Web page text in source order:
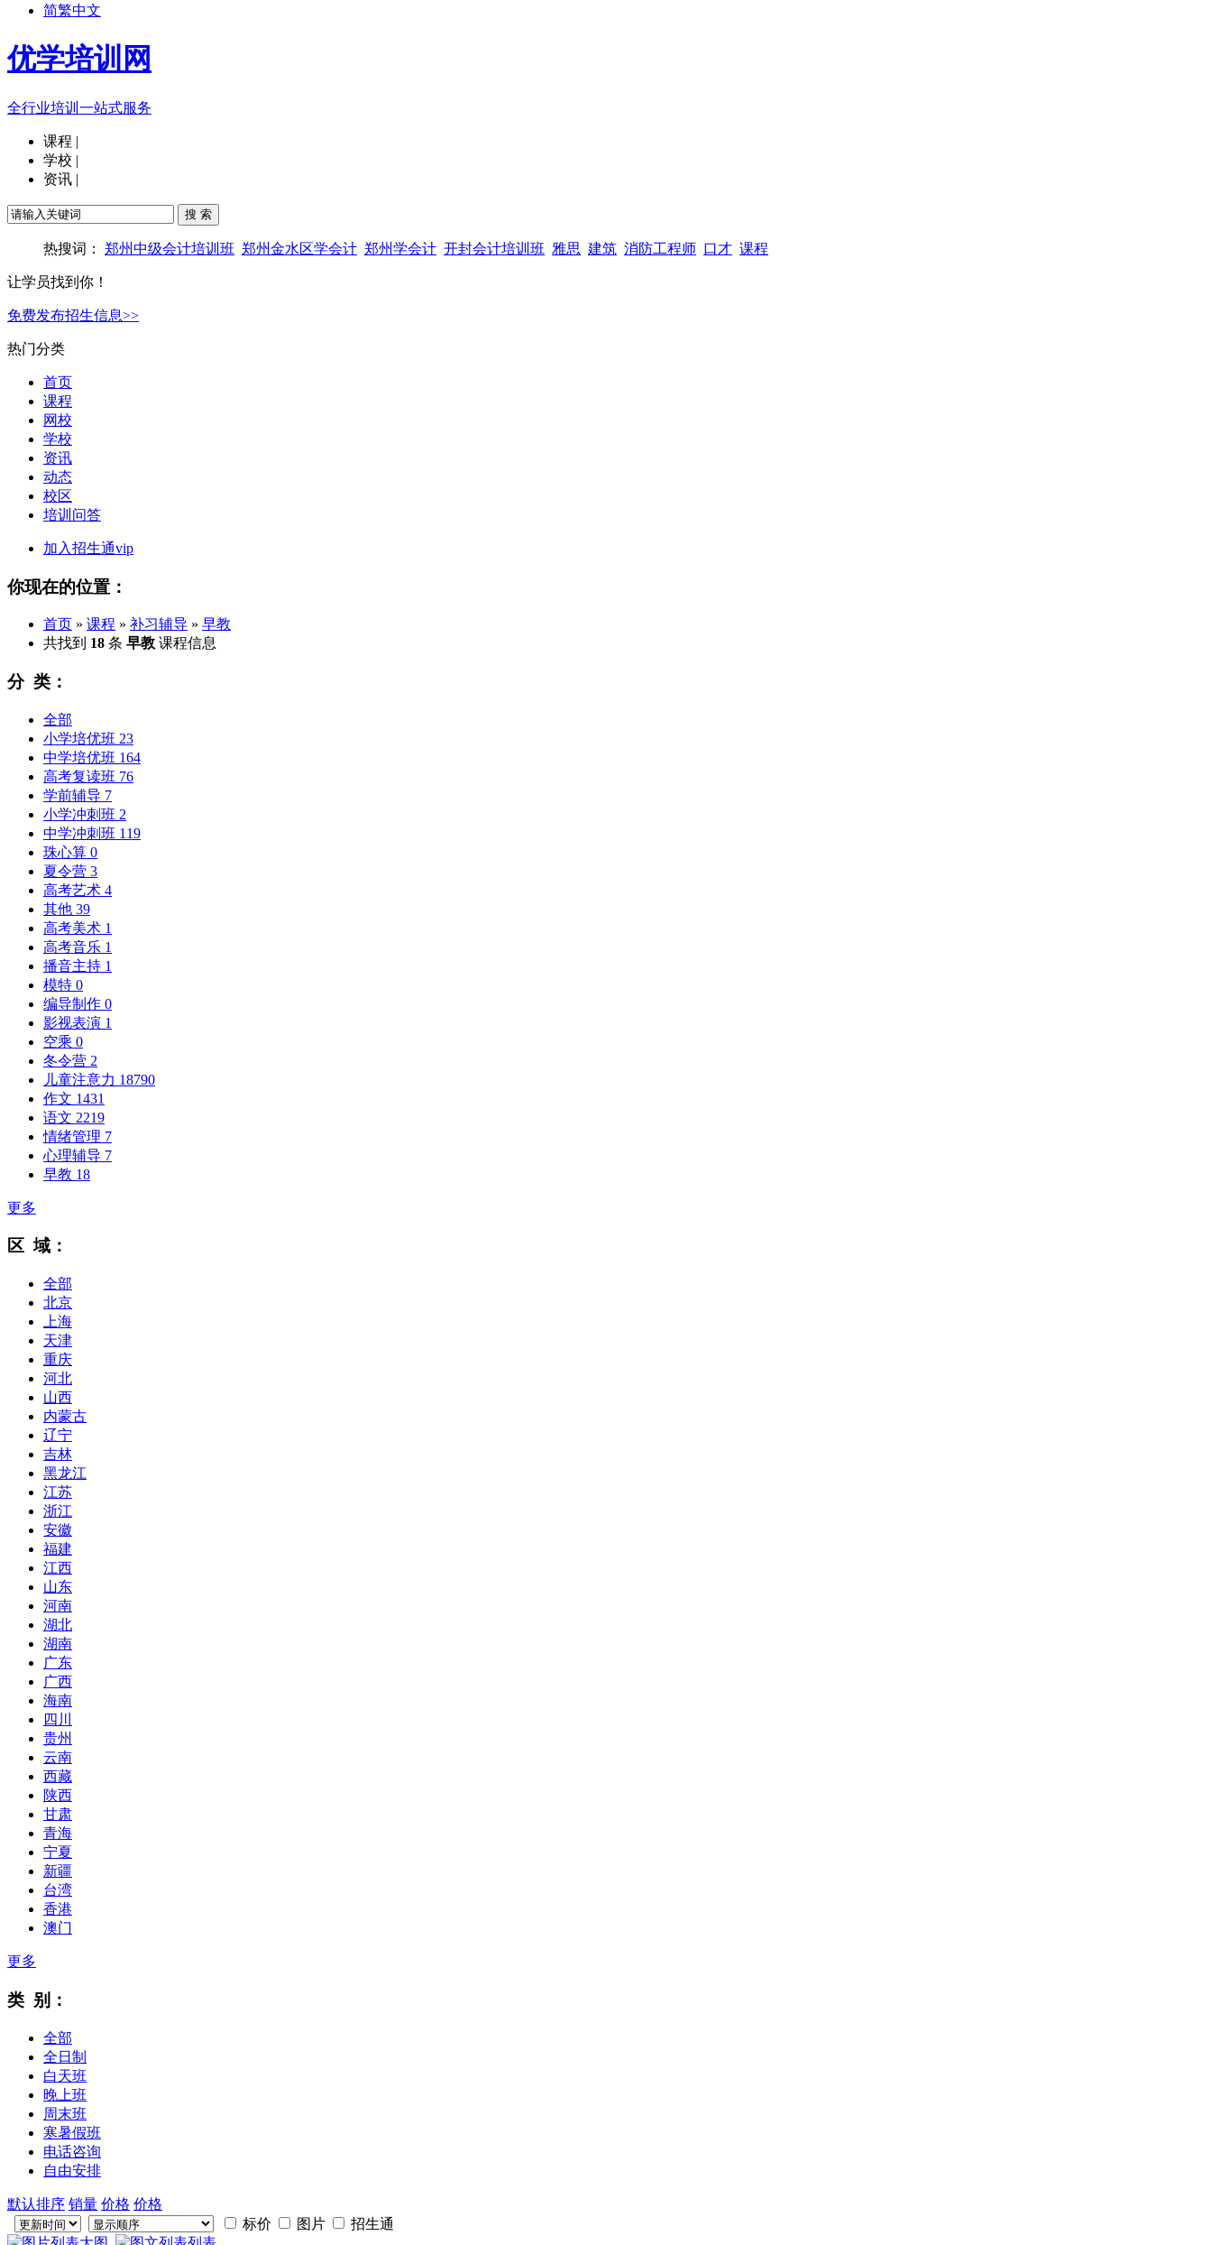
简繁中文
优学培训网
全行业培训一站式服务
课程 |
学校 |
资讯 |
热搜词： 郑州中级会计培训班 郑州金水区学会计 郑州学会计 开封会计培训班 雅思 建筑 消防工程师 口才 课程
让学员找到你！
免费发布招生信息>>
热门分类
首页
课程
网校
学校
资讯
动态
校区
培训问答
加入招生通vip
你现在的位置：
首页 » 课程 » 补习辅导 » 早教
共找到 18 条 早教 课程信息
分 类：
全部
小学培优班 23
中学培优班 164
高考复读班 76
学前辅导 7
小学冲刺班 2
中学冲刺班 119
珠心算 0
夏令营 3
高考艺术 4
其他 39
高考美术 1
高考音乐 1
播音主持 1
模特 0
编导制作 0
影视表演 1
空乘 0
冬令营 2
儿童注意力 18790
作文 1431
语文 2219
情绪管理 7
心理辅导 7
早教 18
更多
区 域：
全部
北京
上海
天津
重庆
河北
山西
内蒙古
辽宁
吉林
黑龙江
江苏
浙江
安徽
福建
江西
山东
河南
湖北
湖南
广东
广西
海南
四川
贵州
云南
西藏
陕西
甘肃
青海
宁夏
新疆
台湾
香港
澳门
更多
类 别：
全部
全日制
白天班
晚上班
周末班
寒暑假班
电话咨询
自由安排
默认排序 销量 价格 价格
标价
图片
招生通